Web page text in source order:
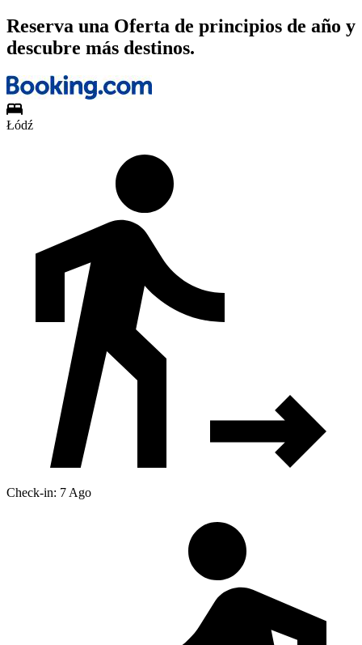
Reserva una Oferta de principios de año y
descubre más destinos.
Łódź
Check-in: 7 Ago